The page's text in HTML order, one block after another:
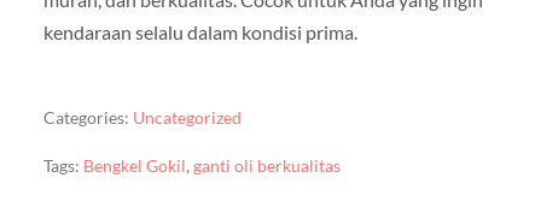
kendaraan selalu dalam kondisi prima.
Categories: Uncategorized
Tags: Bengkel Gokil,ganti oli berkualitas